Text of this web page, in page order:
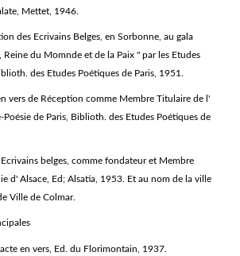
Mettet, 1946.
des Ecrivains Belges, en Sorbonne, au gala
Reine du Momnde et de la Paix " par les Etudes
des Etudes Poétiques de Paris, 1951.
vers de Réception comme Membre Titulaire de l'
Poésie de Paris, Biblioth. des Etudes Poétiques de
belges, comme fondateur et Membre
d' Alsace, Ed; Alsatia, 1953. Et au nom de la ville
Ville de Colmar.
en vers, Ed. du Florimontain, 1937.